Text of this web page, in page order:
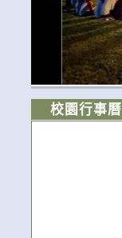
校園行事曆